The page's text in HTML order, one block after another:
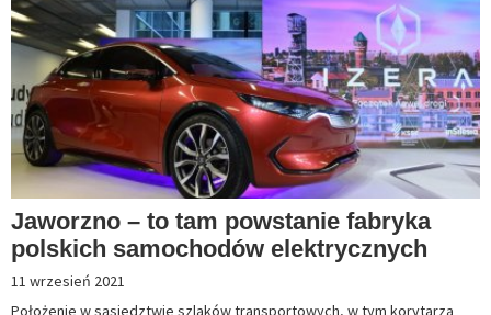
Jaworzno – to tam powstanie fabryka
polskich samochodów elektrycznych
11 wrzesień 2021
Położenie w sąsiedztwie szlaków transportowych, w tym korytarza